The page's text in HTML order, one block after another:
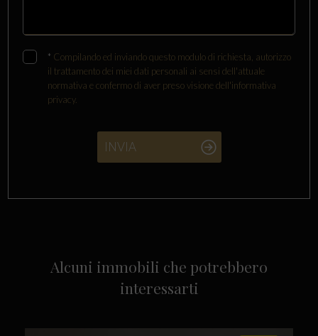
* Compilando ed inviando questo modulo di richiesta, autorizzo
il trattamento dei miei dati personali ai sensi dell'attuale
normativa e confermo di aver preso visione dell'informativa
privacy.
INVIA
Alcuni immobili che potrebbero
interessarti